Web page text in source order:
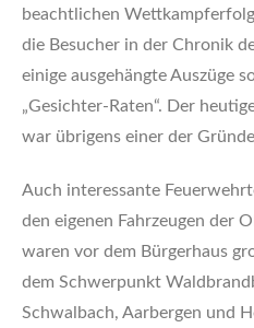
beachtlichen
die Besucher in der Chronik
einige ausgehängte Auszüge
„Gesichter-Raten“. Der
war übrigens einer der
Auch interessante
den eigenen Fahrzeugen der
waren vor dem Bürgerhaus
dem Schwerpunkt
Schwalbach, Aarbergen und